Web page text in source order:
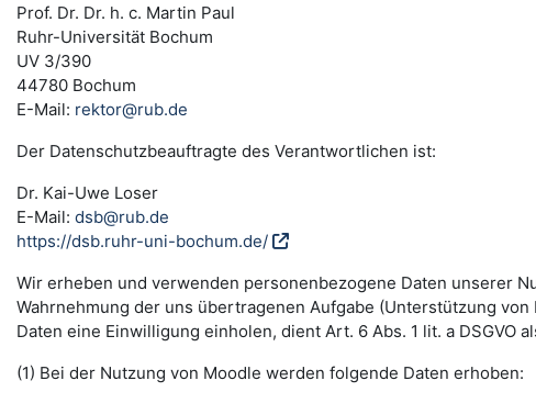
Prof. Dr. Dr. h. c. Martin Paul
Ruhr-Universität Bochum
UV 3/390
44780 Bochum
E-Mail: rektor@rub.de
Der Datenschutzbeauftragte des Verantwortlichen ist:
Dr. Kai-Uwe Loser
E-Mail: dsb@rub.de
https://dsb.ruhr-uni-bochum.de/
Wir erheben und verwenden personenbezogene Daten unserer
Wahrnehmung der uns übertragenen Aufgabe (Unterstützung
Daten eine Einwilligung einholen, dient Art. 6 Abs. 1 lit. a DSGVO
(1) Bei der Nutzung von Moodle werden folgende Daten erhoben: